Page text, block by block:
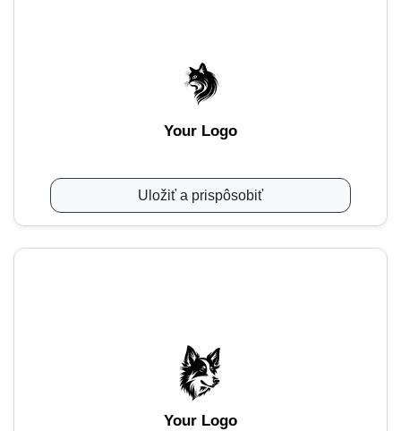
Your Logo
Uložiť a prispôsobiť
Your Logo